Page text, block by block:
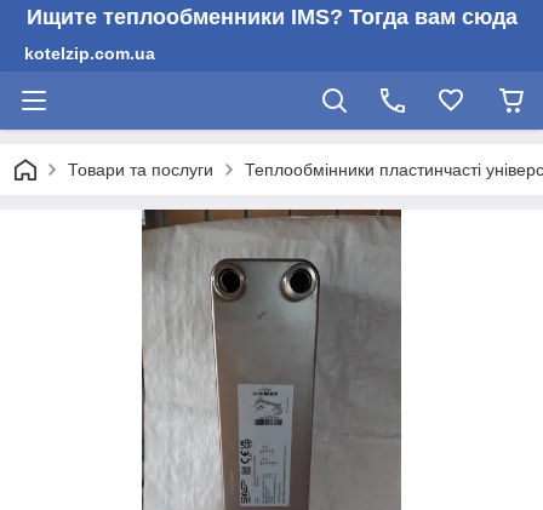
Ищите теплообменники IMS? Тогда вам сюда
kotelzip.com.ua
Товари та послуги Теплообмінники пластинчасті